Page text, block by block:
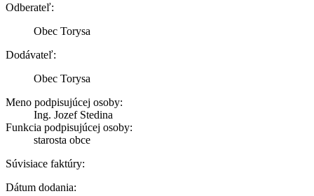
Odberateľ:
Obec Torysa
Dodávateľ:
Obec Torysa
Meno podpisujúcej osoby:
Ing. Jozef Stedina
Funkcia podpisujúcej osoby:
starosta obce
Súvisiace faktúry:
Dátum dodania: